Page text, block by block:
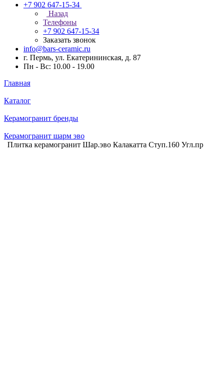
+7 902 647-15-34
Назад
Телефоны
+7 902 647-15-34
Заказать звонок
info@bars-ceramic.ru
г. Пермь, ул. Екатерининская, д. 87
Пн - Вс: 10.00 - 19.00
Главная
Каталог
Керамогранит бренды
Керамогранит шарм эво
Плитка керамогранит Шар.эво Калакатта Ступ.160 Угл.пр